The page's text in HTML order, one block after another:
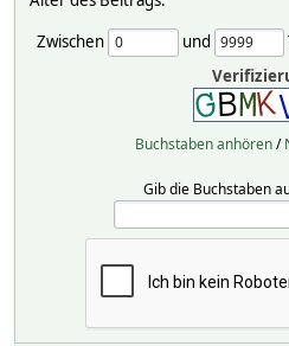
Zwischen
und
Buchstaben anhören/
Gib die Buchstaben